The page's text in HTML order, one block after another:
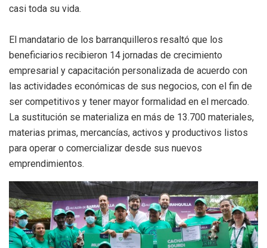
casi toda su vida.
El mandatario de los barranquilleros resaltó que los
beneficiarios recibieron 14 jornadas de crecimiento
empresarial y capacitación personalizada de acuerdo con
las actividades económicas de sus negocios, con el fin de
ser competitivos y tener mayor formalidad en el mercado.
La sustitución se materializa en más de 13.700 materiales,
materias primas, mercancías, activos y productivos listos
para operar o comercializar desde sus nuevos
emprendimientos.